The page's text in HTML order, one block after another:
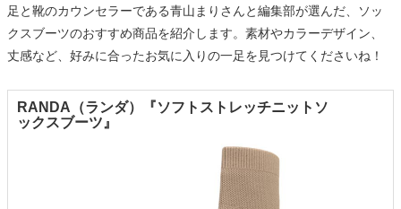
足と靴のカウンセラーである青山まりさんと編集部が選んだ、ソッ
クスブーツのおすすめ商品を紹介します。素材やカラーデザイン、
丈感など、好みに合ったお気に入りの一足を見つけてくださいね！
RANDA（ランダ）『ソフトストレッチニットソ
ックスブーツ』